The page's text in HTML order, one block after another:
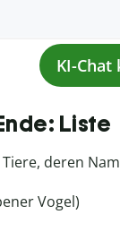
KI-Chat
Liste
deren
Vogel)